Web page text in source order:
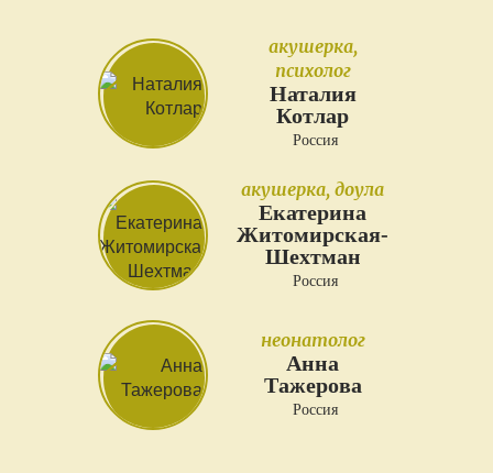
акушерка,
психолог
Наталия
Котлар
Россия
акушерка, доула
Екатерина
Житомирская-
Шехтман
Россия
неонатолог
Анна
Тажерова
Россия